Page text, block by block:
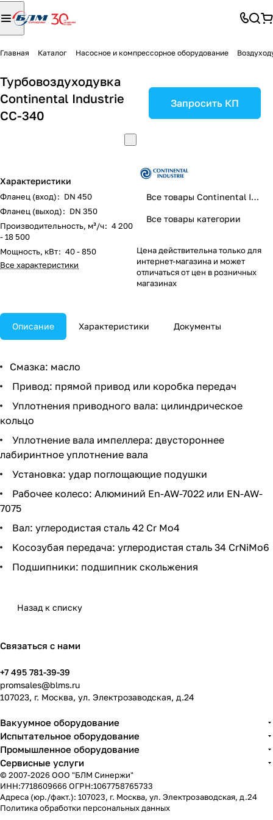
Главная Каталог Насосное и компрессорное оборудование
Турбовоздуходувка
Continental Industrie
CC-340
Характеристики
Фланец (вход): DN 450
Фланец (выход): DN 350
Производительность, м³/ч: 4 200
- 18 500
Мощность, кВт: 40 - 850
Все характеристики
Запросить КП
Все товары Continental Industrie
Все товары категории
Цена действительна только для
интернет-магазина и может
отличаться от цен в розничных
магазинах
Описание Характеристики Документы
Смазка: масло
Привод: прямой привод или коробка передач
Уплотнения приводного вала: цилиндрическое
кольцо
Уплотнение вала импеллера: двустороннее
лабиринтное уплотнение вала
Установка: удар поглощающие подушки
Рабочее колесо: Алюминий En-AW-7022 или EN-AW-
7075
Вал: углеродистая сталь 42 Cr Mo4
Косозубая передача: углеродистая сталь 34 CrNiMo6
Подшипники: подшипник скольжения
Назад к списку
Связаться с нами
+7 495 781-39-39
promsales@blms.ru
107023, г. Москва, ул. Электрозаводская, д.24
Вакуумное оборудование
Испытательное оборудование
Промышленное оборудование
Сервисные услуги
© 2007-2026 ООО "БЛМ Синержи"
ИНН:7718609666 ОГРН:1067758765733
Адреса (юр./факт.): 107023, г. Москва, ул. Электрозаводская, д.24
Политика обработки персональных данных